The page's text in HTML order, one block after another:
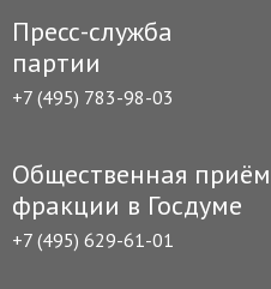
Пресс-служба
партии
+7 (495) 783-98-03
Общественная
фракции в Госдуме
+7 (495) 629-61-01